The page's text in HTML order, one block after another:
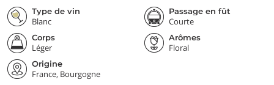
Type de vin
Blanc
Passage en fût
Courte
Corps
Léger
Arômes
Floral
Origine
France, Bourgogne